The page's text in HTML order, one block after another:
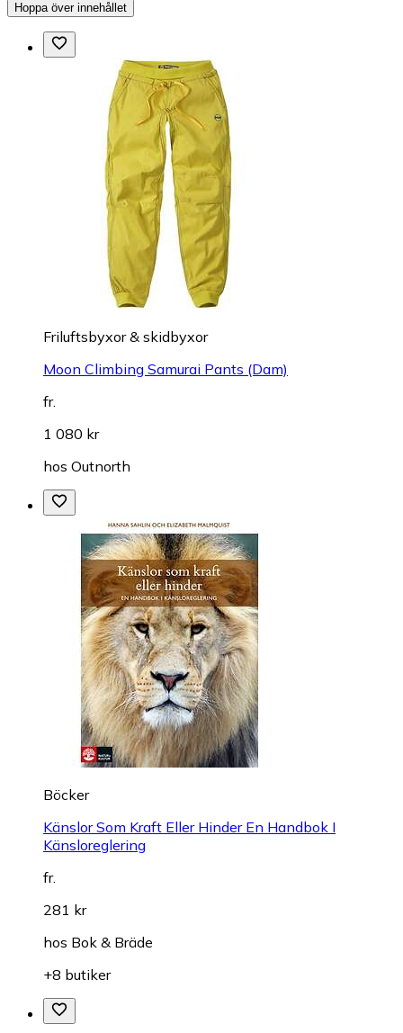
Hoppa över innehållet
Friluftsbyxor & skidbyxor
Moon Climbing Samurai Pants (Dam)
fr.
1 080 kr
hos Outnorth
Böcker
Känslor Som Kraft Eller Hinder En Handbok I
Känsloreglering
fr.
281 kr
hos Bok & Bräde
+8 butiker